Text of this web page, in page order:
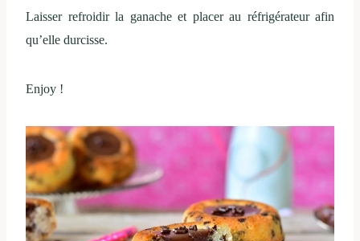
Laisser refroidir la ganache et placer au réfrigérateur afin
qu’elle durcisse.
Enjoy !